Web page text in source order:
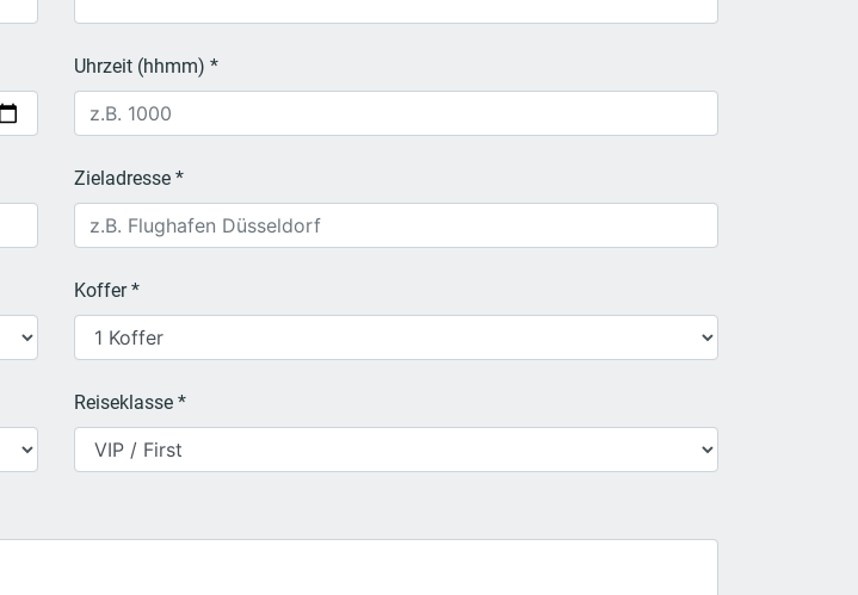
Uhrzeit (hhmm) *
Zieladresse *
Koffer *
Reiseklasse *